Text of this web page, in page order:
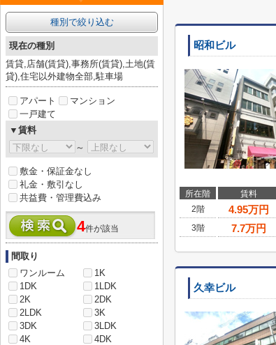
昭和ビル
所在階 賃料
2階
4.95万円
3階
7.7万円
久幸ビル
種別で絞り込む
現在の種別
賃貸,店舗(賃貸),事務所(賃貸),土地(賃
貸),住宅以外建物全部,駐車場
アパート
マンション
一戸建て
▼賃料
～
敷金・保証金なし
礼金・敷引なし
共益費・管理費込み
4件が該当
間取り
ワンルーム
1K
1DK
1LDK
2K
2DK
2LDK
3K
3DK
3LDK
4K
4DK